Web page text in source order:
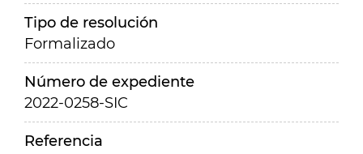
Tipo de resolución
Formalizado
Número de expediente
2022-0258-SIC
Referencia